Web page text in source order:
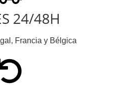
24/48H
Francia y Bélgica